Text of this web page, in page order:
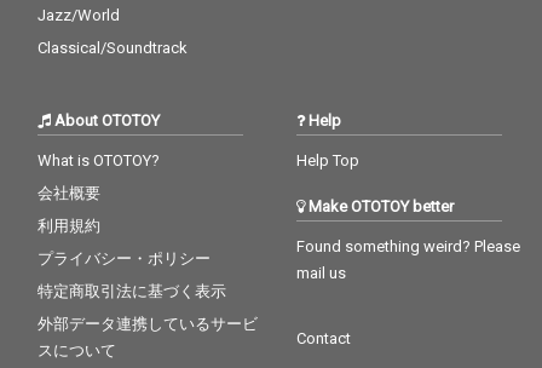
Jazz/World
Classical/Soundtrack
About OTOTOY
What is OTOTOY?
会社概要
利用規約
プライバシー・ポリシー
特定商取引法に基づく表示
外部データ連携しているサービ
スについて
Help
Help Top
Make OTOTOY better
Found something weird? Please
mail us
Contact